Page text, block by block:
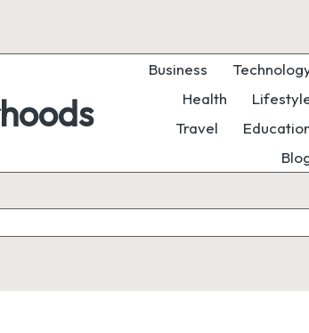
Business
Health
Travel